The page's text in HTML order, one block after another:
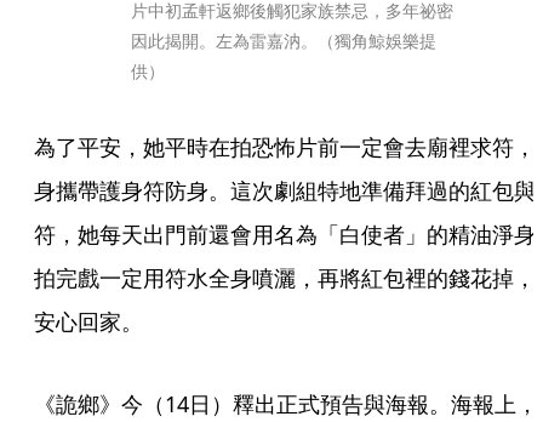
片中初孟軒返鄉後觸犯家族禁忌，多年祕密
因此揭開。左為雷嘉汭。（獨角鯨娛樂提
供）
為了平安，她平時在拍恐怖片前一定會去廟裡求符，
身攜帶護身符防身。這次劇組特地準備拜過的紅包與
符，她每天出門前還會用名為「白使者」的精油淨身
拍完戲一定用符水全身噴灑，再將紅包裡的錢花掉，
安心回家。
《詭鄉》今（14日）釋出正式預告與海報。海報上，